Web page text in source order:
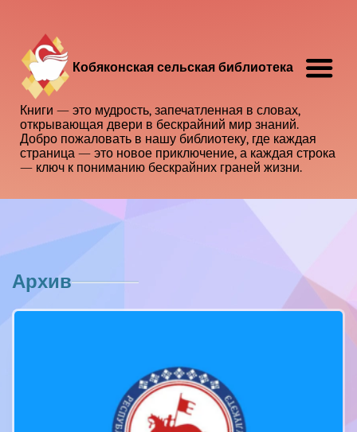
Кобяконская сельская библиотека
Книги — это мудрость, запечатленная в словах,
открывающая двери в бескрайний мир знаний.
Добро пожаловать в нашу библиотеку, где каждая
страница — это новое приключение, а каждая строка
— ключ к пониманию бескрайних граней жизни.
Архив